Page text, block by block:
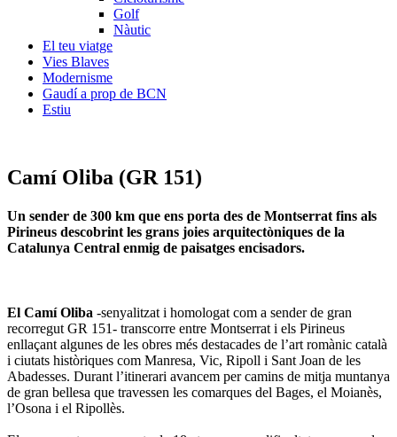
Golf
Nàutic
El teu viatge
Vies Blaves
Modernisme
Gaudí a prop de BCN
Estiu
Camí Oliba (GR 151)
Un sender de 300 km que ens porta des de Montserrat fins als
Pirineus descobrint les grans joies arquitectòniques de la
Catalunya Central enmig de paisatges encisadors.
El Camí Oliba -senyalitzat i homologat com a sender de gran
recorregut GR 151- transcorre entre Montserrat i els Pirineus
enllaçant algunes de les obres més destacades de l’art romànic català
i ciutats històriques com Manresa, Vic, Ripoll i Sant Joan de les
Abadesses. Durant l’itinerari avancem per camins de mitja muntanya
de gran bellesa que travessen les comarques del Bages, el Moianès,
l’Osona i el Ripollès.